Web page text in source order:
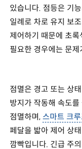
있습니다. 점등은 기
일례로 차로 유지 보
제어하기 때문에 초
필요한 경우에는 문
점멸은 경고 또는 상
방지가 작동해 속도를
점멸하며,스마트 크
페달을 밟아 제어 상
깜빡입니다. 긴급 주